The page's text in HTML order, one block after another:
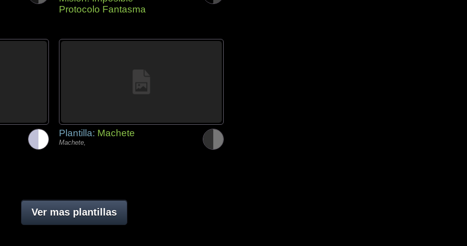
Protocolo Fantasma
Plantilla: Machete
Machete,
Ver mas plantillas